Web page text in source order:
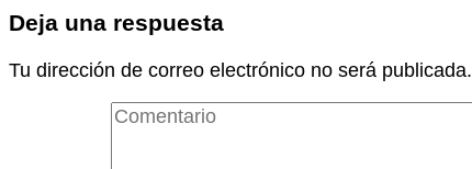
Deja una respuesta
Tu dirección de correo electrónico no será publicada.